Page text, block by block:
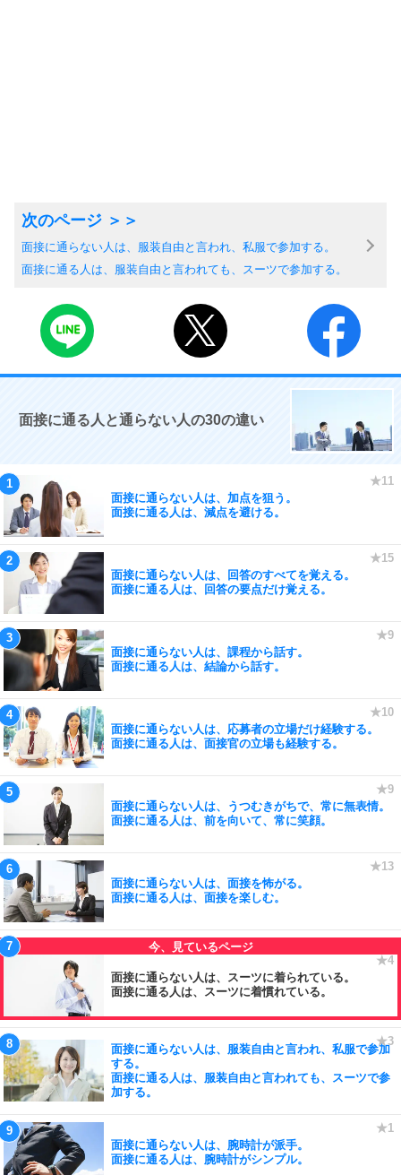
面接に通らない人は、服装自由と言われ、私服で参加する。
面接に通る人は、服装自由と言われても、スーツで参加する。
面接に通る人と通らない人の30の違い
面接に通らない人は、加点を狙う。
面接に通る人は、減点を避ける。
面接に通らない人は、回答のすべてを覚える。
面接に通る人は、回答の要点だけ覚える。
面接に通らない人は、課程から話す。
面接に通る人は、結論から話す。
面接に通らない人は、応募者の立場だけ経験する。
面接に通る人は、面接官の立場も経験する。
面接に通らない人は、うつむきがちで、常に無表情。
面接に通る人は、前を向いて、常に笑顔。
面接に通らない人は、面接を怖がる。
面接に通る人は、面接を楽しむ。
面接に通らない人は、スーツに着られている。
面接に通る人は、スーツに着慣れている。
面接に通らない人は、服装自由と言われ、私服で参加
する。
面接に通る人は、服装自由と言われても、スーツで参
加する。
面接に通らない人は、腕時計が派手。
面接に通る人は、腕時計がシンプル。